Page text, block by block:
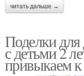
Поделка в садик
Поделки в
читать дальше →
Поделки
с детьми 2
привыкаем к